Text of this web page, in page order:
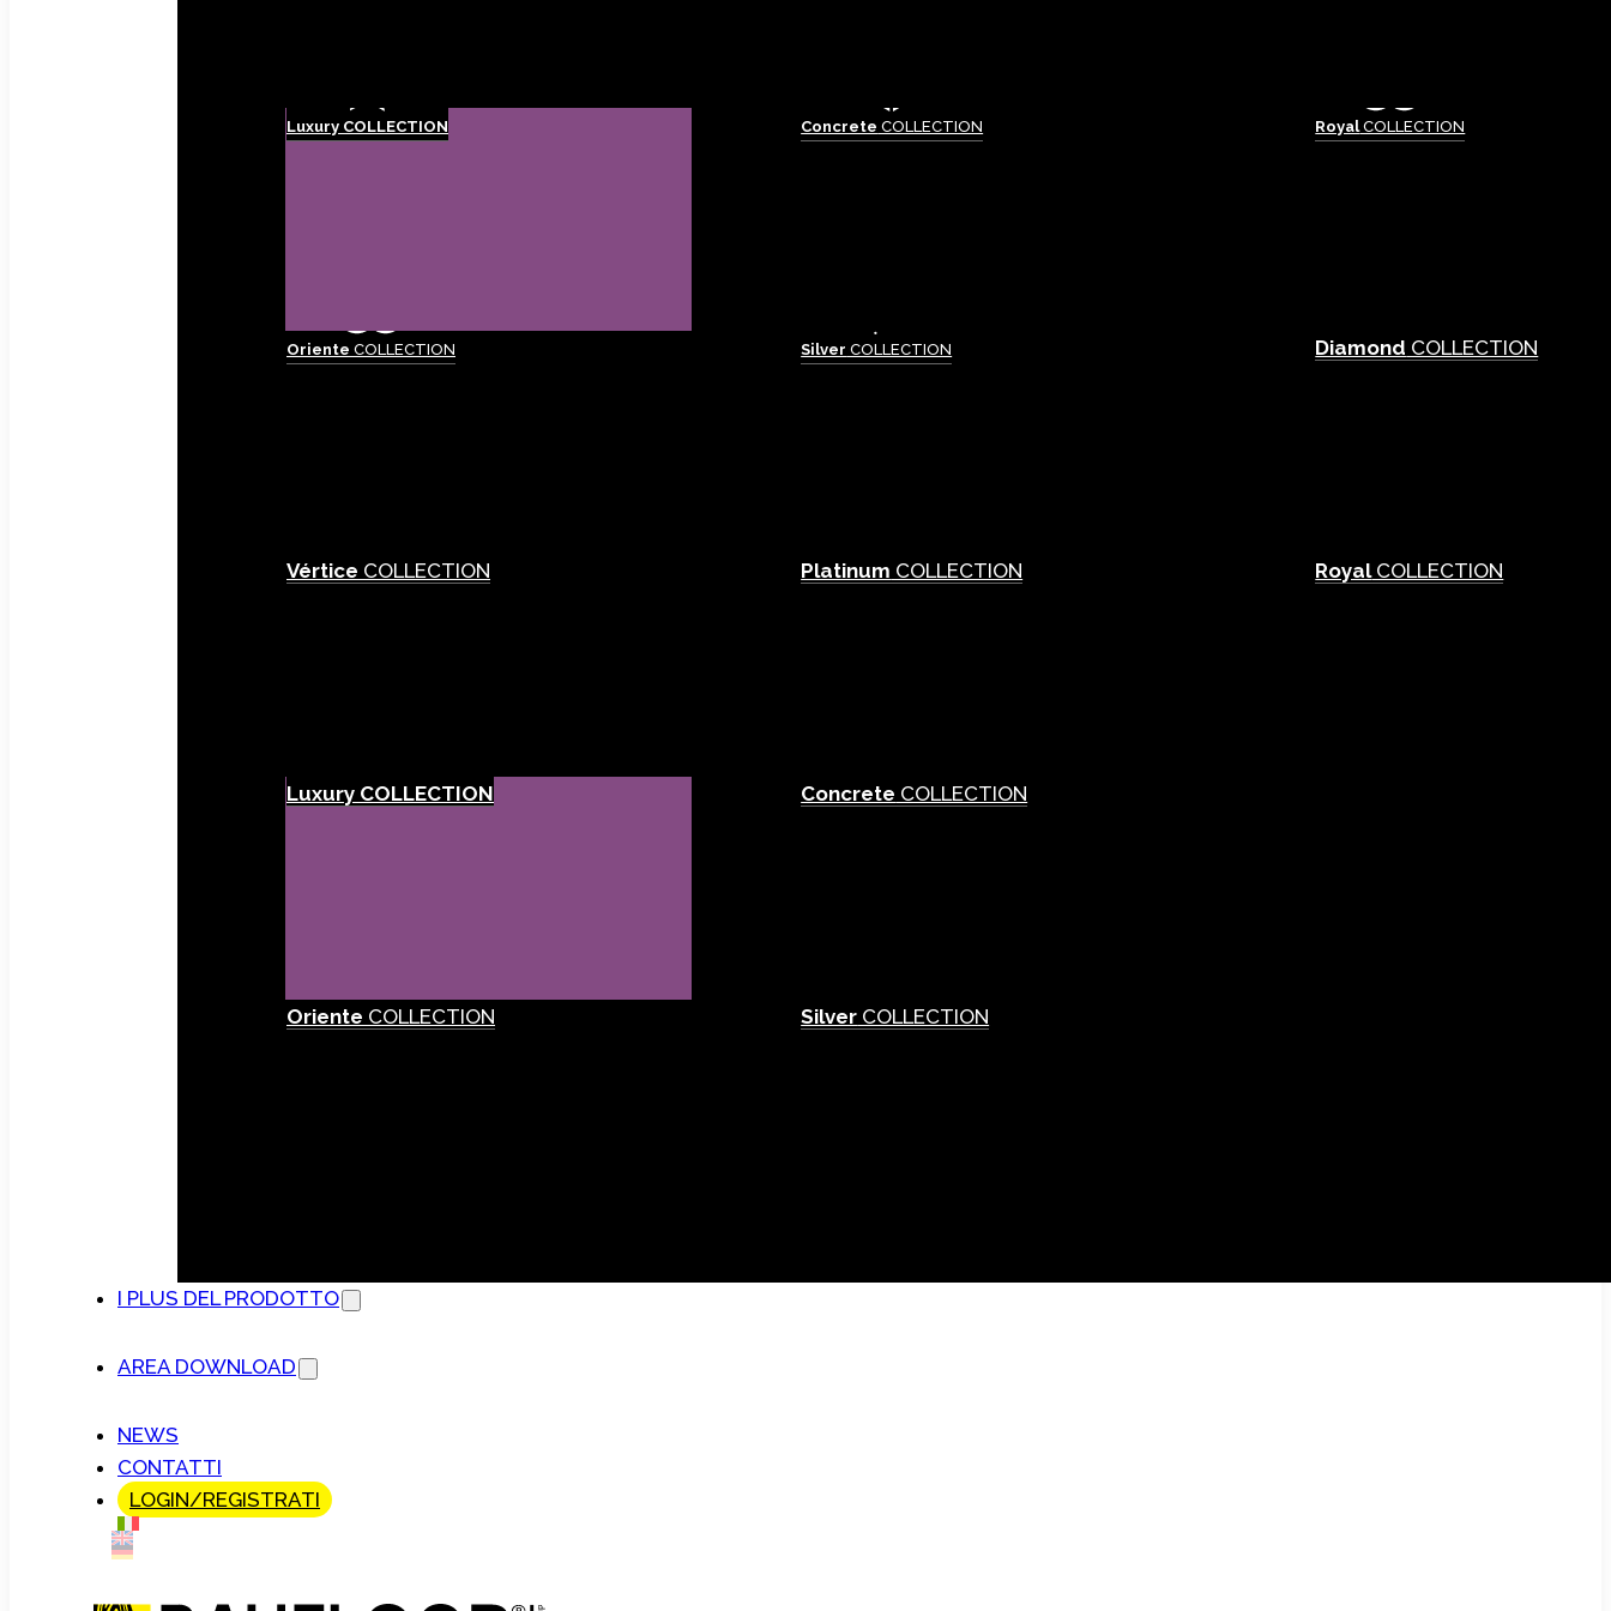
Luxury COLLECTION
Oriente COLLECTION
Vértice COLLECTION
Luxury COLLECTION
Oriente COLLECTION
Concrete COLLECTION
Silver COLLECTION
Platinum COLLECTION
Concrete COLLECTION
Silver COLLECTION
RoyalCOLLECTION
Diamond COLLECTION
RoyalCOLLECTION
I PLUS DEL PRODOTTO
AREA DOWNLOAD
NEWS
CONTATTI
LOGIN/REGISTRATI